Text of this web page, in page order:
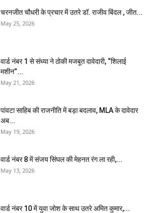
चरनजीत चौधरी के प्रचार में उतरे डॉ. राजीव बिंदल , जीत...
May 25, 2026
वार्ड नंबर 1 से संध्या ने ठोकी मजबूत दावेदारी, “शिलाई
मशीन”...
May 21, 2026
पांवटा साहिब की राजनीति में बड़ा बदलाव, MLA के दावेदार
अब...
May 19, 2026
वार्ड नंबर 8 में संजय सिंघल की मेहनत रंग ला रही,...
May 13, 2026
वार्ड नंबर 10 में युवा जोश के साथ उतरे अमित कुमार,...